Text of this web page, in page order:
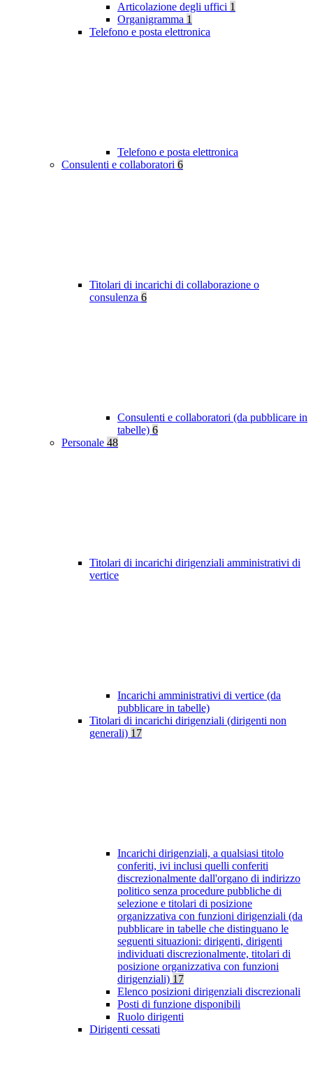
Articolazione degli uffici 1
Organigramma 1
Telefono e posta elettronica
Telefono e posta elettronica
Consulenti e collaboratori 6
Titolari di incarichi di collaborazione o
consulenza 6
Consulenti e collaboratori (da pubblicare in
tabelle) 6
Personale 48
Titolari di incarichi dirigenziali amministrativi di
vertice
Incarichi amministrativi di vertice (da
pubblicare in tabelle)
Titolari di incarichi dirigenziali (dirigenti non
generali) 17
Incarichi dirigenziali, a qualsiasi titolo
conferiti, ivi inclusi quelli conferiti
discrezionalmente dall'organo di indirizzo
politico senza procedure pubbliche di
selezione e titolari di posizione
organizzativa con funzioni dirigenziali (da
pubblicare in tabelle che distinguano le
seguenti situazioni: dirigenti, dirigenti
individuati discrezionalmente, titolari di
posizione organizzativa con funzioni
dirigenziali) 17
Elenco posizioni dirigenziali discrezionali
Posti di funzione disponibili
Ruolo dirigenti
Dirigenti cessati